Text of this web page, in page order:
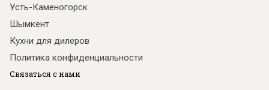
Усть-Каменогорск
Шымкент
Кухни для дилеров
Политика конфиденциальности
Связаться с нами